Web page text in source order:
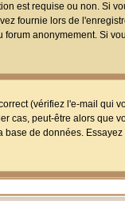
est requise ou non. Si
fournie lors de
anonymement. Si
(vérifiez l'e-mail qui
cas, peut-être alors que
de données.